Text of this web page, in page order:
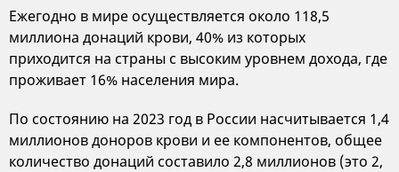
Ежегодно в мире осуществляется около 118,5
миллиона донаций крови, 40% из которых
приходится на страны с высоким уровнем дохода, где
проживает 16% населения мира.
По состоянию на 2023 год в России насчитывается 1,4
миллионов доноров крови и ее компонентов, общее
количество донаций составило 2,8 миллионов (это 2,